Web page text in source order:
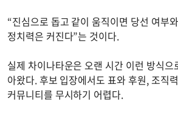
“진심으로 돕고 같이 움직이면 당선 여부
정치력은 커진다”는 것이다.
실제 차이나타운은 오랜 시간 이런 방식
아왔다. 후보 입장에서도 표와 후원, 조직
커뮤니티를 무시하기 어렵다.